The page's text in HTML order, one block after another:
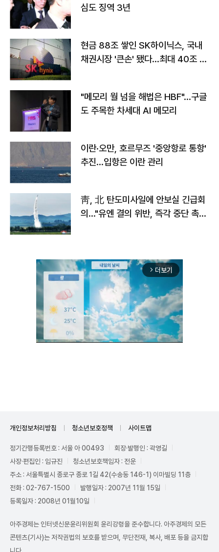
심도 징역 3년
현금 88조 쌓인 SK하이닉스, 국내
채권시장 '큰손' 됐다…최대 40조 투
"메모리 월 넘을 해법은 HBF"…구글
도 주목한 차세대 AI 메모리
이란·오만, 호르무즈 '중앙항로 통항'
추진…입항은 이란 관리
靑, 北 탄도미사일에 안보실 긴급회
의…"유엔 결의 위반, 즉각 중단 촉
arrow_forward_ios 더보기
개인정보처리방침 청소년보호정책 사이트맵
정기간행등록번호 : 서울 아 00493
회장·발행인 : 곽영길
사장·편집인 : 임규진
청소년보호책임자 : 전운
주소 : 서울특별시 종로구 종로 1길 42(수송동 146-1) 이마빌딩 11층
전화 : 02-767-1500
발행일자 : 2007년 11월 15일
등록일자 : 2008년 01월10일
아주경제는 인터넷신문윤리위원회 윤리강령을 준수합니다. 아주경제의 모든
콘텐츠(기사)는 저작권법의 보호를 받으며, 무단전재, 복사, 배포 등을 금지합
니다.